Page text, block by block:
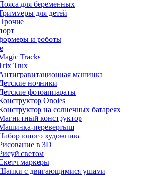
для беременных
для детей
и роботы
Tracks
Trux
машинка
ночники
фотоаппараты
Onoies
на солнечных батареях
конструктор
перевертыш
юного художника
в 3D
светом
маркеры
с двигающимися ушами